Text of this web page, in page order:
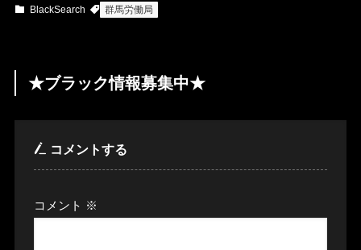
BlackSearch 群馬労働局
★ブラック情報募集中★
コメントする
コメント ※